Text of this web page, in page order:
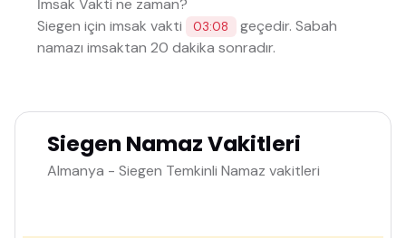
İmsak Vakti ne zaman?
Siegen için imsak vakti
03:08
geçedir. Sabah
namazı imsaktan 20 dakika sonradır.
Siegen Namaz Vakitleri
Almanya - Siegen Temkinli Namaz vakitleri